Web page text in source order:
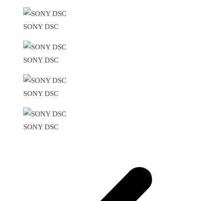
SONY DSC
SONY DSC
SONY DSC
SONY DSC